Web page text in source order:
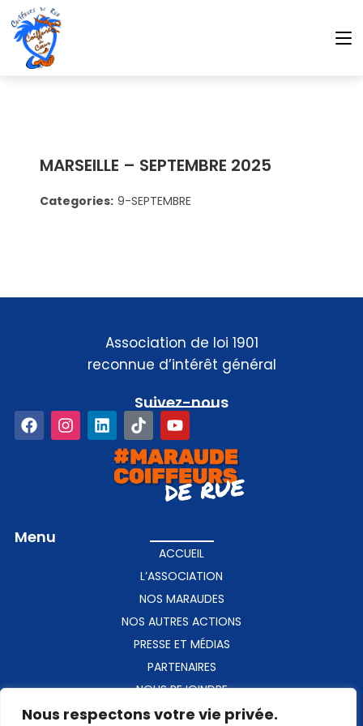
Nous respectons votre vie privée.
MARSEILLE – SEPTEMBRE 2025
Categories: 9-SEPTEMBRE
Association de loi 1901
reconnue d’intérêt général
Menu
ACCUEIL
L’ASSOCIATION
NOS MARAUDES
NOS AUTRES ACTIONS
PRESSE ET MÉDIAS
PARTENAIRES
NOUS REJOINDRE
CONTACT
Suivez-nous​